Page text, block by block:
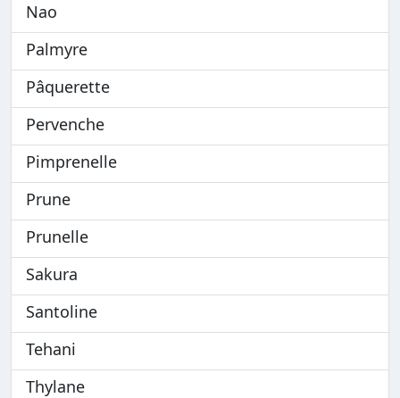
Nao
Palmyre
Pâquerette
Pervenche
Pimprenelle
Prune
Prunelle
Sakura
Santoline
Tehani
Thylane